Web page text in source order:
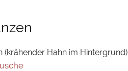
(krähender Hahn im Hintergrund)